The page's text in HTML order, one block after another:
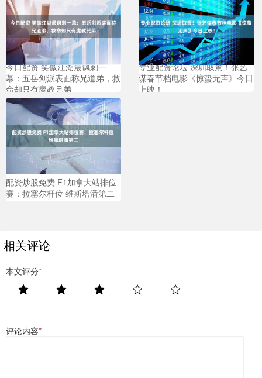
今日配资 笑傲江湖最讽刺一
幕：五岳剑派表面称兄道弟，救
命却只有魔教兄弟
专业配资论坛 深圳取景！张艺
谋春节档电影《惊蛰无声》今日
上映！
配资炒股免费 F1加拿大站排位
赛：拉塞尔杆位 维斯塔潘第二
相关评论
本文评分*
评论内容*